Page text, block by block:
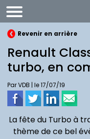
Revenir en arrière
Renault
turbo, en
Par VDB | le 17/07/19
La fête du Turbo à
thème de ce bel